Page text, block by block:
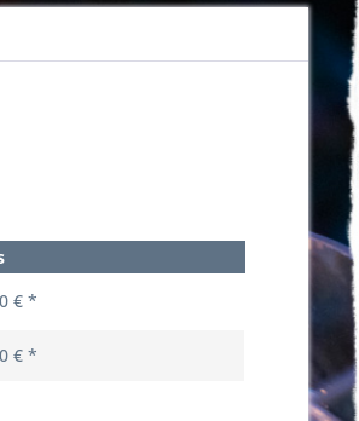
€ *
€ *